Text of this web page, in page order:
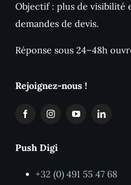
Objectif : plus de visibilité
demandes de devis.
Réponse sous 24–48h
Rejoignez-nous !
Push Digi
+32 (0) 491 55 47 68